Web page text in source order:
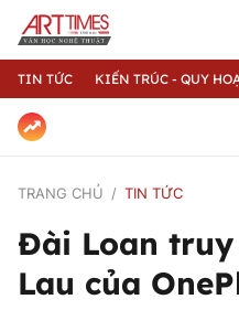
TIN TỨC KIẾN TRÚC - QUY
TRANG CHỦ TIN TỨC
Đài Loan truy
Lau của